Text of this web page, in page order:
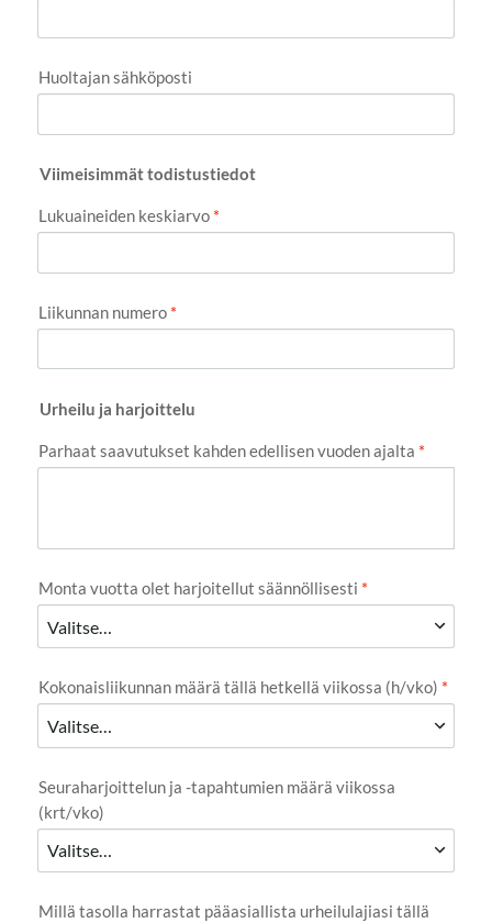
Huoltajan sähköposti
Viimeisimmät todistustiedot
Lukuaineiden keskiarvo *
Liikunnan numero *
Urheilu ja harjoittelu
Parhaat saavutukset kahden edellisen vuoden ajalta *
Monta vuotta olet harjoitellut säännöllisesti *
Kokonaisliikunnan määrä tällä hetkellä viikossa (h/vko) *
Seuraharjoittelun ja -tapahtumien määrä viikossa
(krt/vko)
Millä tasolla harrastat pääasiallista urheilulajiasi tällä